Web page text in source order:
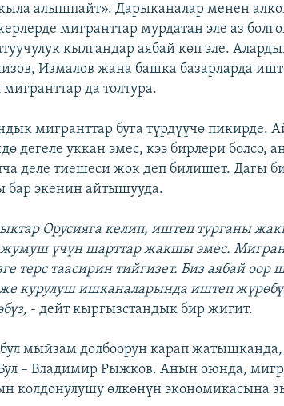
алышпайт». Дарыканалар менен
мигранттар мурдатан эле аз
кылгандар аябай көп эле.
Измалов жана башка базарларда
да толтура.
мигранттар буга түрдүүчө пикирде.
дегеле уккан эмес, кээ бирлери болсо,
деле тиешеси жок деп билишет. Дагы
бар экенин айтышууда.
Орусияга келип, иштеп турганы
үчүн шарттар жакшы эмес.
терс таасирин тийгизет. Биз аябай оор
курулуш ишканаларында иштеп
- дейт кыргызстандык бир жигит.
мыйзам долбоорун карап жатышканда,
– Владимир Рыжков. Анын оюнда,
колдонулушу өлкөнүн экономикасына